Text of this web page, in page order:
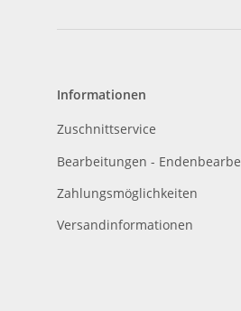
Informationen
Zuschnittservice
Bearbeitungen -
Zahlungsmöglichkeiten
Versandinformationen